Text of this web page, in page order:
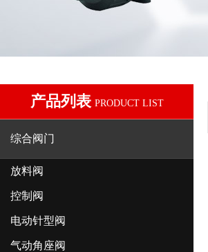
产品列表 PRODUCT LIST
综合阀门
放料阀
控制阀
电动针型阀
气动角座阀